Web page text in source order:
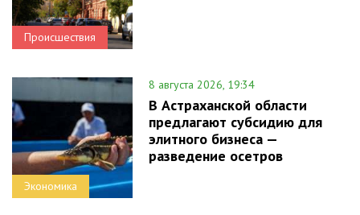
Происшествия
Экономика
8 августа 2026, 19:34
В Астраханской области
предлагают субсидию для
элитного бизнеса —
разведение осетров